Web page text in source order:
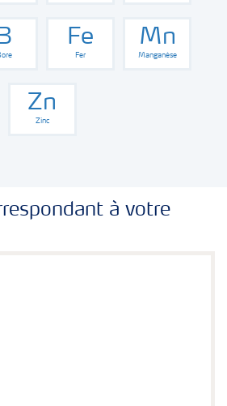
Fe
Fer
Mn
Manganèse
Zn
Zinc
à votre